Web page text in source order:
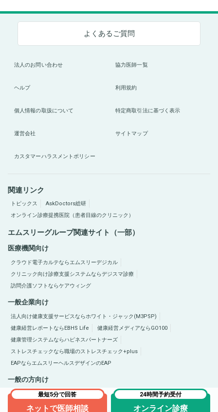
最短5分で回答
ネットで医師相談
24時間予約受付
オンライン診療
よくあるご質問
法人のお問い合わせ 協力医師一覧
ヘルプ 利用規約
個人情報の取扱について 特定商取引法に基づく表示
運営会社 サイトマップ
カスタマーハラスメントポリシー
関連リンク
トピックス
AskDoctors総研
オンライン診療提携医院（患者目線のクリニック）
エムスリーグループ関連サイト（一部）
医療機関向け
クラウド電子カルテならエムスリーデジカル
クリニック向け診療支援システムならデジスマ診療
訪問介護ソフトならケアウィング
一般企業向け
法人向け健康支援サービスならホワイト・ジャック(M3PSP)
健康経営レポートならEBHS Life
健康経営メディアならGO100
健康管理システムならハピネスパートナーズ
ストレスチェックなら職場のストレスチェック+plus
EAPならエムスリーヘルスデザインのEAP
一般の方向け
医療総合サイトQLife（キューライフ） 肥満症総合サイトならひまんラボ